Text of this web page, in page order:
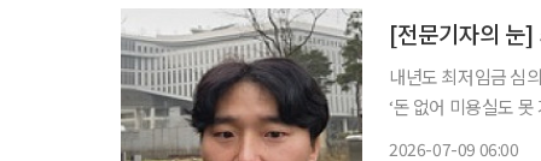
[전문기자의 눈
내년도 최저임금 심
‘돈 없어 미용실도
2026-07-09 06:00